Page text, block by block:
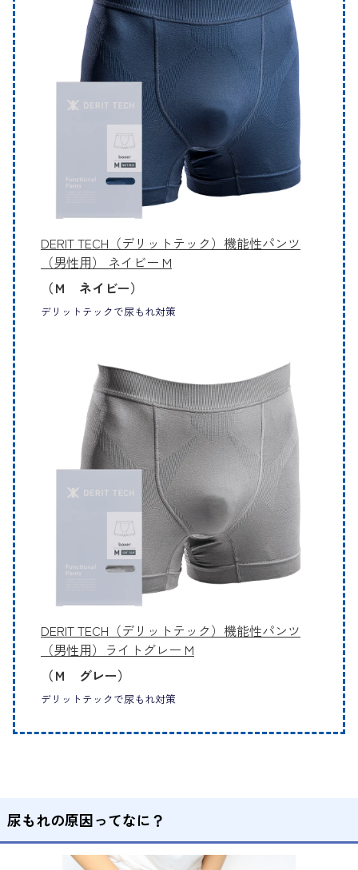
DERIT TECH（デリットテック）機能性パンツ
（男性用） ネイビー M
（Ｍ ネイビー）
デリットテックで尿もれ対策
DERIT TECH（デリットテック）機能性パンツ
（男性用）ライトグレー M
（Ｍ グレー）
デリットテックで尿もれ対策
尿もれの原因ってなに？